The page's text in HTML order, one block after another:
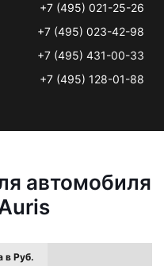
+7 (495) 021-25-26
+7 (495) 023-42-98
+7 (495) 431-00-33
+7 (495) 128-01-88
автомобиля
в Руб.